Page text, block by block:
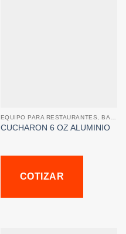
CUCHARON 6 OZ ALUMINIO
COTIZAR